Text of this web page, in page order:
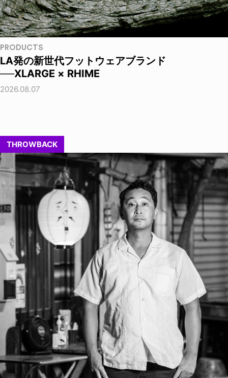
PRODUCTS
LA発の新世代フットウェアブランド
──XLARGE × RHIME
2026.08.07
THROWBACK